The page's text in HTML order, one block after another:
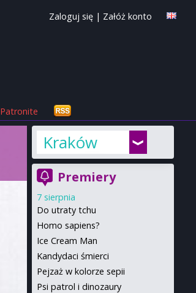
Zaloguj się | Załóż konto
Patronite
Kraków
Premiery
7 sierpnia
Do utraty tchu
Homo sapiens?
Ice Cream Man
Kandydaci śmierci
Pejzaż w kolorze sepii
Psi patrol i dinozaury